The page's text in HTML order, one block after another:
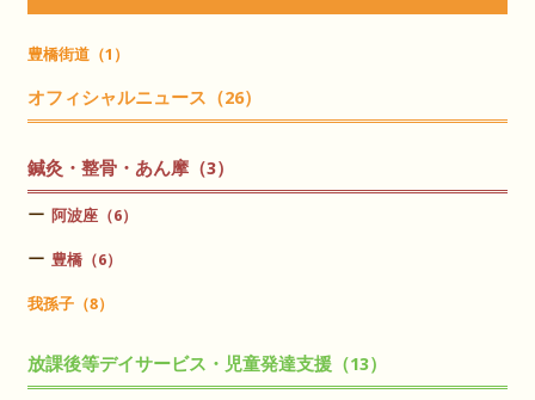
豊橋街道（1）
オフィシャルニュース（26）
鍼灸・整骨・あん摩（3）
阿波座（6）
豊橋（6）
我孫子（8）
放課後等デイサービス・児童発達支援（13）